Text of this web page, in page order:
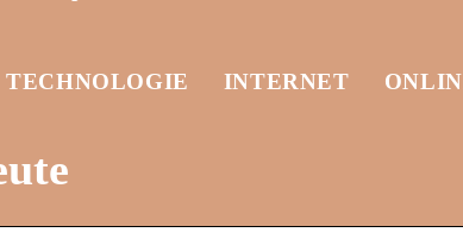
TECHNOLOGIE INTERNET